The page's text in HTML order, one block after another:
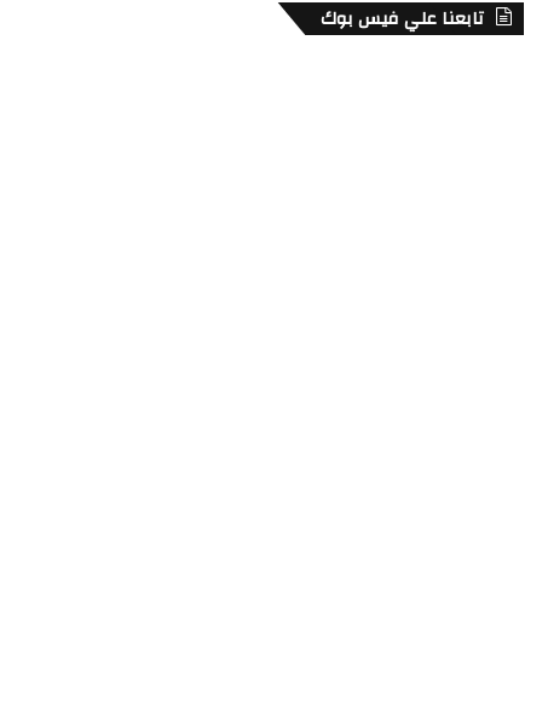
تابعنا علي فيس بوك